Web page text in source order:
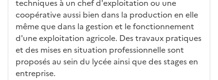
a
n
di
d
at
ur
ati
on
techniques à un chef d'exploitation ou une
coopérative aussi bien dans la production en elle
même que dans la gestion et le fonctionnement
d'une exploitation agricole. Des travaux pratiques
et des mises en situation professionnelle sont
proposés au sein du lycée ainsi que des stages en
entreprise.